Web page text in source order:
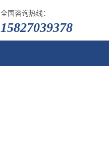
全国咨询热线：
15827039378